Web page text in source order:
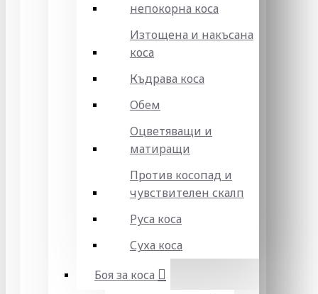
непокорна коса
Изтощена и накъсана
коса
Къдрава коса
Обем
Оцветяващи и
матиращи
Против косопад и
чувствителен скалп
Руса коса
Суха коса
Боя за коса